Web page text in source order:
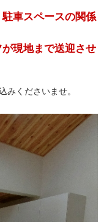
車スペースの関係
現地まで送迎させ
みくださいませ。